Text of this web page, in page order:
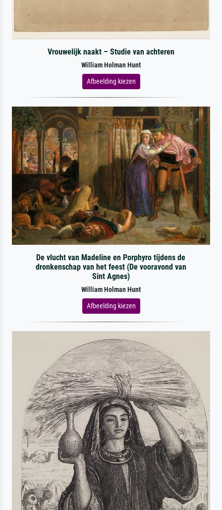
Vrouwelijk naakt – Studie van achteren
William Holman Hunt
Afbeelding kiezen
De vlucht van Madeline en Porphyro tijdens de
dronkenschap van het feest (De vooravond van
Sint Agnes)
William Holman Hunt
Afbeelding kiezen